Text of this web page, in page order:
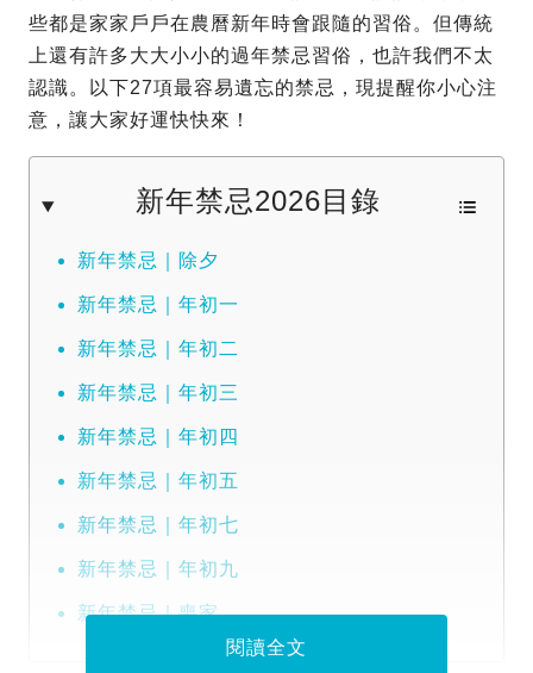
些都是家家戶戶在農曆新年時會跟隨的習俗。但傳統
上還有許多大大小小的過年禁忌習俗，也許我們不太
認識。以下27項最容易遺忘的禁忌，現提醒你小心注
意，讓大家好運快快來！
新年禁忌2026目錄
新年禁忌｜除夕
新年禁忌｜年初一
新年禁忌｜年初二
新年禁忌｜年初三
新年禁忌｜年初四
新年禁忌｜年初五
新年禁忌｜年初七
新年禁忌｜年初九
新年禁忌｜喪家
閱讀全文